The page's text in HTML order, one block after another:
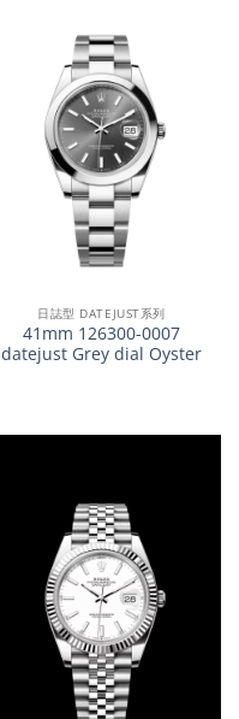
日誌型 DATEJUST系列
41mm 126300-0007
datejust Grey dial Oyster